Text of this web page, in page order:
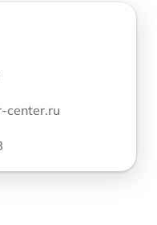
center.ru